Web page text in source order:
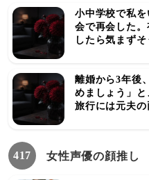
小中学校で私
会で再会した
したら気まず
離婚から3年後
めましょう」
旅行には元夫
417 女性声優の顔推し